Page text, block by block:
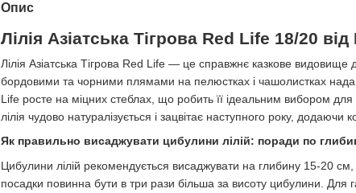
Опис
Лілія Азіатська Тігрова Red Life 18/20
Лілія Азіатська Тігрова Red Life — це справжнє казкове видовище
бордовими та чорними плямами на пелюстках і чашолистках
Life росте на міцних стеблах, що робить її ідеальним вибором
лілія чудово натуралізується і зацвітає наступного року, додаючи
Як правильно висаджувати цибулини лілій: поради по
Цибулини лілій рекомендується висаджувати на глибину 15-20
посадки повинна бути в три рази більша за висоту цибулини. Для